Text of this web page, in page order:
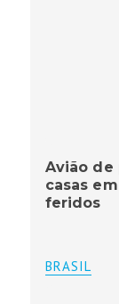
Avião de
casas
feridos
BRASIL